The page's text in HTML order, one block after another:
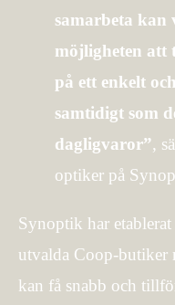
samarbeta
möjligheten att
på ett enkelt
samtidigt som
dagligvaror”,
optiker på
Synoptik har
utvalda Coop-butiker
kan få snabb och